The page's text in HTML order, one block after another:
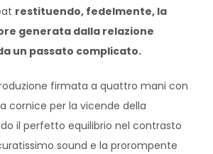
restituendo, fedelmente, la
generata dalla relazione
un passato complicato.
firmata a quattro mani con
cornice per la vicende della
il perfetto equilibrio nel contrasto
sound e la prorompente